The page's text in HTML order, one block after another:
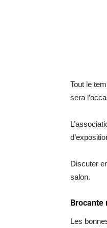
Tout le
sera
Discuter
salon.
Brocante
Les